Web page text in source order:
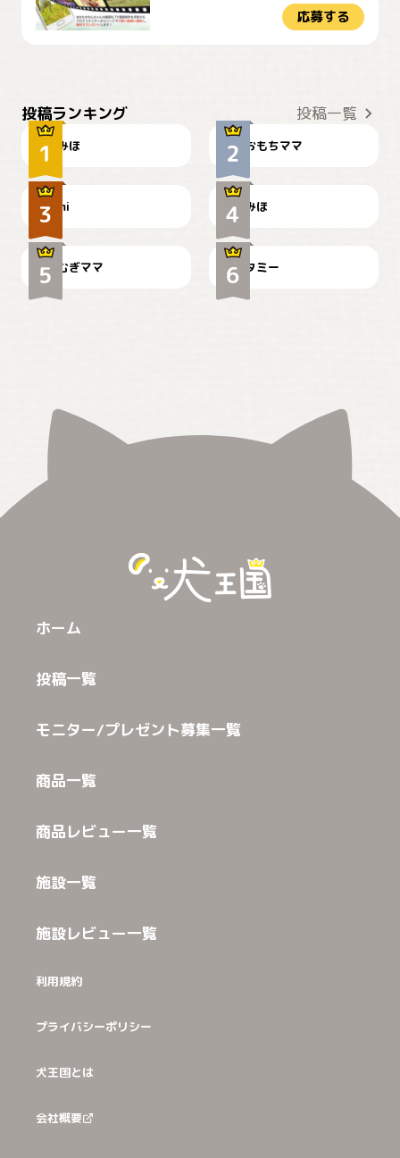
応募する
投稿ランキング 投稿一覧
みほ おもちママ
可愛い？
mi
見てるぞぉ
みほ
🌻とむぎ！
むぎママ
ドーベルマンのお友達邸に
て
タミー
ホーム
投稿一覧
モニター/プレゼント募集一覧
商品一覧
商品レビュー一覧
施設一覧
施設レビュー一覧
利用規約
プライバシーポリシー
犬王国とは
会社概要